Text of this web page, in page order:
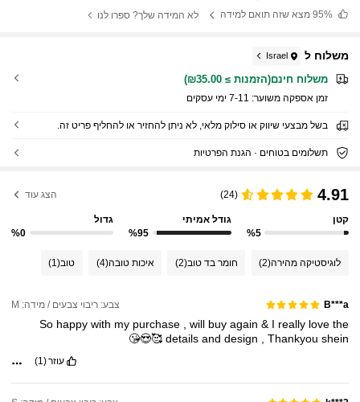
מצא שזה תואם למידה לא המידה שלך? ספרו לנו
משלוח ל Israel
משלוח חינם(הזמנות ≥ ₪35.00)
זמן אספקה ​​משוער: 7-11 ימי עסקים
בשל מבצעי שיווק או סילוק מלאי, לא ניתן להחזיר או להחליף פריט זה.
תשלומים בטוחים · הגנת הפרטיות
4.91
(24) הצג עוד
קטן
%5
גודל אמיתי
%95
גדול
%0
לוגיסטיקה מהירה(2) חומר בד טוב(2) איכות טובה(4) טוב(1)
B***a צבע: ריבוי צבעים / מידה: M
So happy with my purchase will buy again & I really love the
details and design Thankyou shein
🥰😍😘
עוזר(1)